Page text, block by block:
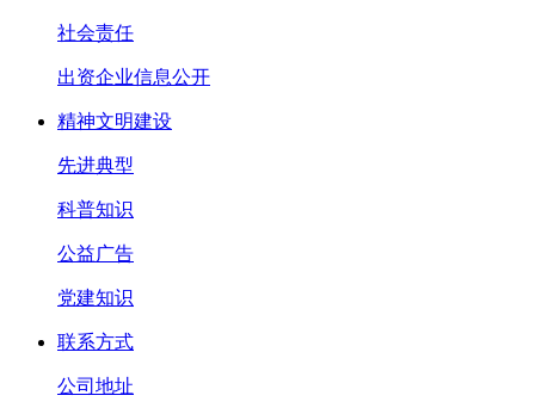
社会责任
出资企业信息公开
精神文明建设
先进典型
科普知识
公益广告
党建知识
联系方式
公司地址